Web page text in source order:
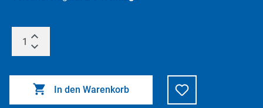
In den Warenkorb